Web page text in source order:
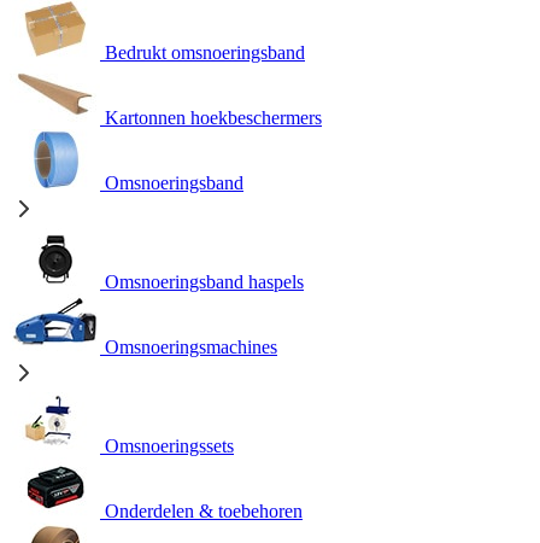
Bedrukt omsnoeringsband
Kartonnen hoekbeschermers
Omsnoeringsband
Omsnoeringsband haspels
Omsnoeringsmachines
Omsnoeringssets
Onderdelen & toebehoren